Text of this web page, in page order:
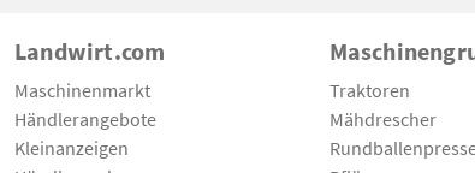
Landwirt.com
Maschinenmarkt
Händlerangebote
Kleinanzeigen
Traktoren
Mähdrescher